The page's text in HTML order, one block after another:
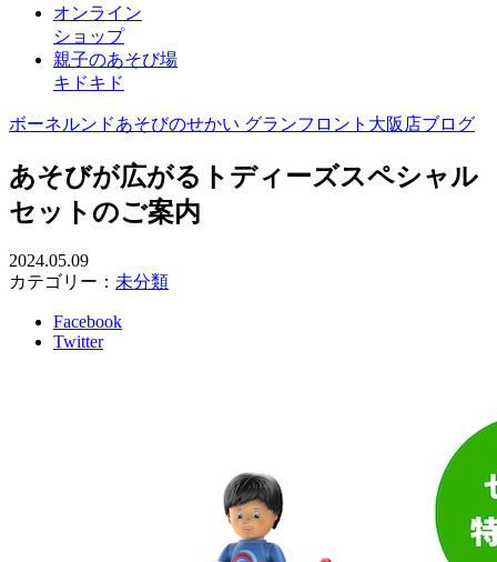
オンライン
ショップ
親子のあそび場
キドキド
ボーネルンドあそびのせかい グランフロント大阪店ブログ
あそびが広がるトディーズスペシャル
セットのご案内
2024.05.09
カテゴリー： 未分類
Facebook
Twitter